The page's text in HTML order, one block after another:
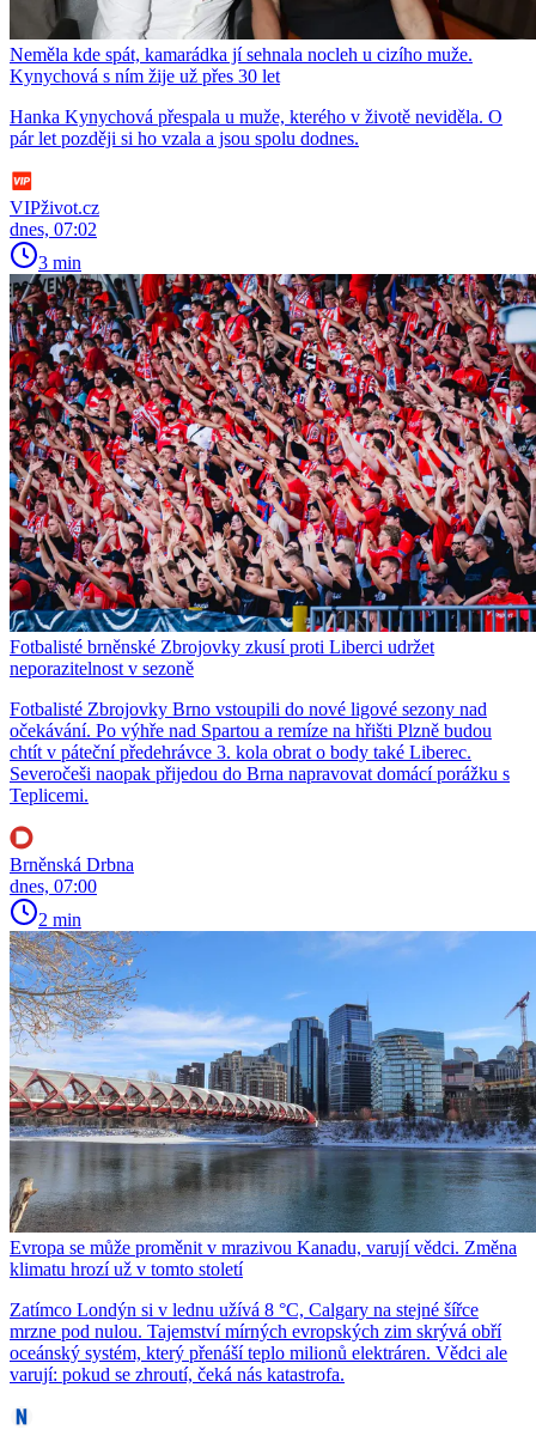
Neměla kde spát, kamarádka jí sehnala nocleh u cizího muže.
Kynychová s ním žije už přes 30 let
Hanka Kynychová přespala u muže, kterého v životě neviděla. O
pár let později si ho vzala a jsou spolu dodnes.
VIPživot.cz
dnes, 07:02
3 min
Fotbalisté brněnské Zbrojovky zkusí proti Liberci udržet
neporazitelnost v sezoně
Fotbalisté Zbrojovky Brno vstoupili do nové ligové sezony nad
očekávání. Po výhře nad Spartou a remíze na hřišti Plzně budou
chtít v páteční předehrávce 3. kola obrat o body také Liberec.
Severočeši naopak přijedou do Brna napravovat domácí porážku s
Teplicemi.
Brněnská Drbna
dnes, 07:00
2 min
Evropa se může proměnit v mrazivou Kanadu, varují vědci. Změna
klimatu hrozí už v tomto století
Zatímco Londýn si v lednu užívá 8 °C, Calgary na stejné šířce
mrzne pod nulou. Tajemství mírných evropských zim skrývá obří
oceánský systém, který přenáší teplo milionů elektráren. Vědci ale
varují: pokud se zhroutí, čeká nás katastrofa.